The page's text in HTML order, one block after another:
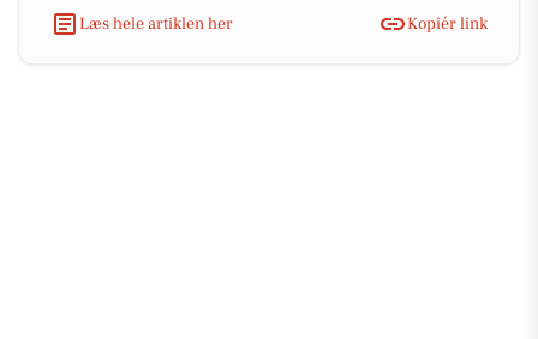
Læs hele artiklen her
Kopiér link